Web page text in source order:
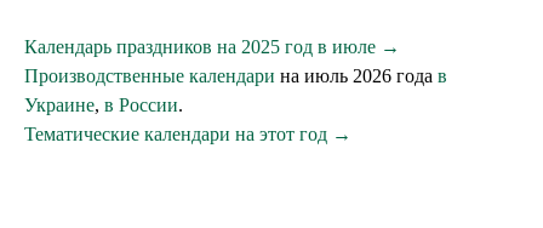
Календарь праздников на 2025 год в июле →
Производственные календари на июль 2026 года в
Украине, в России.
Тематические календари на этот год →